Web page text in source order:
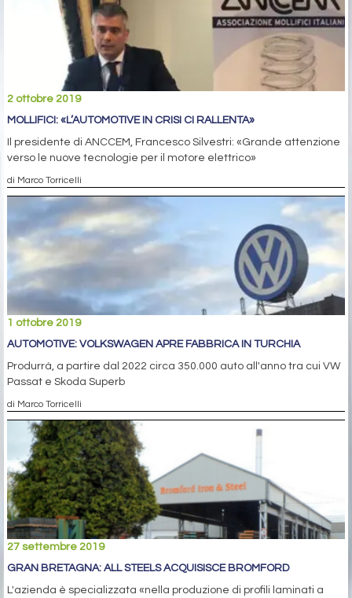
2 ottobre 2019
MOLLIFICI: «L’AUTOMOTIVE IN CRISI CI RALLENTA»
Il presidente di ANCCEM, Francesco Silvestri: «Grande attenzione
verso le nuove tecnologie per il motore elettrico»
di Marco Torricelli
1 ottobre 2019
AUTOMOTIVE: VOLKSWAGEN APRE FABBRICA IN TURCHIA
Produrrà, a partire dal 2022 circa 350.000 auto all'anno tra cui VW
Passat e Skoda Superb
di Marco Torricelli
27 settembre 2019
GRAN BRETAGNA: ALL STEELS ACQUISISCE BROMFORD
L'azienda è specializzata «nella produzione di profili laminati a